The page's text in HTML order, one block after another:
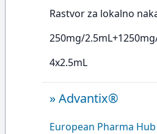
Rastvor za lokalno
250mg/
4x2.5mL
»Advantix®
European Pharma